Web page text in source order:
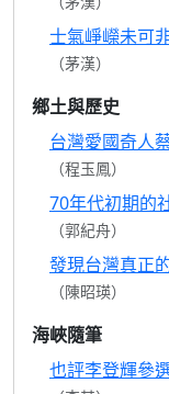
士氣崢嶸未可
（茅漢）
鄉土與歷史
台灣愛國奇人
（程玉鳳）
70年代初期的
（郭紀舟）
發現台灣真正
（陳昭瑛）
海峽隨筆
也評李登輝參